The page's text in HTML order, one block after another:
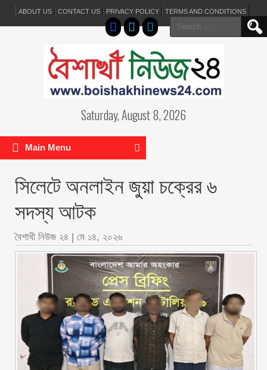
ABOUT US CONTACT US PRIVACY POLICY TERMS AND CONDITIONS
Search
for:
Saturday, August 8, 2026
Main Menu
সিলেটে অনলাইন জুয়া চক্রের ৬
সদস্য আটক
বৈশাখী নিউজ ২৪ | মে ১৪, ২০২৬